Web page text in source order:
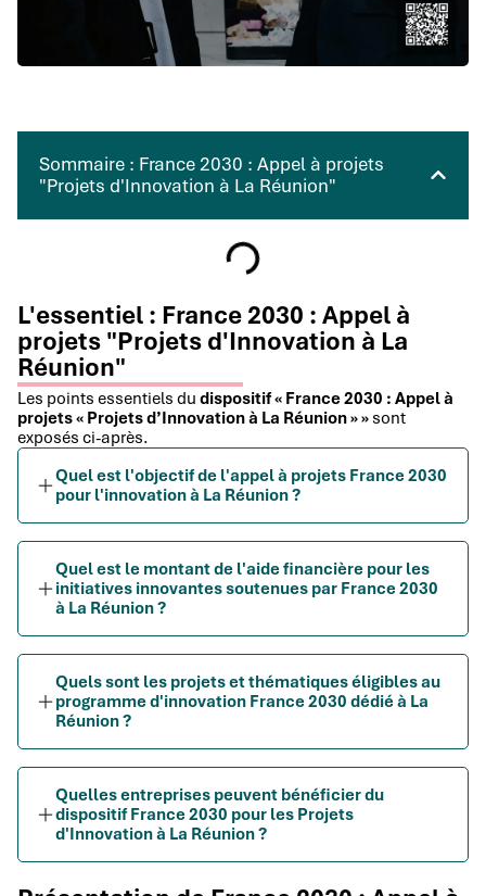
Sommaire : France 2030 : Appel à projets
"Projets d'Innovation à La Réunion"
L'essentiel : France 2030 : Appel à
projets "Projets d'Innovation à La
Réunion"
Les points essentiels du dispositif « France 2030 : Appel à
projets « Projets d’Innovation à La Réunion » » sont
exposés ci-après.
Quel est l'objectif de l'appel à projets France 2030
pour l'innovation à La Réunion ?
Quel est le montant de l'aide financière pour les
initiatives innovantes soutenues par France 2030
à La Réunion ?
Quels sont les projets et thématiques éligibles au
programme d'innovation France 2030 dédié à La
Réunion ?
Quelles entreprises peuvent bénéficier du
dispositif France 2030 pour les Projets
d'Innovation à La Réunion ?